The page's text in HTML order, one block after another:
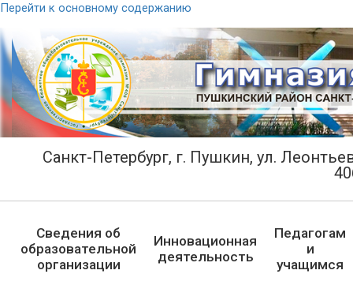
Перейти к основному содержанию
Санкт-Петербург, г. Пушкин, ул.
Сведения об
образовательной
организации
Инновационная
деятельность
Педагогам
и
учащимся